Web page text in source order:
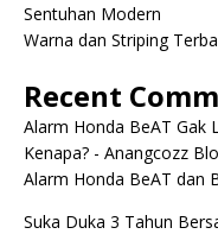
Sentuhan Modern
Warna dan Striping
Recent
Alarm Honda BeAT Gak
Kenapa? - Anangcozz
Alarm Honda BeAT dan
Suka Duka 3 Tahun